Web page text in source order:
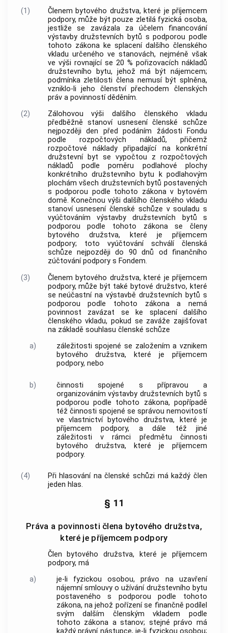
(1)
Členem bytového družstva, které je příjemcem
podpory, může být pouze zletilá fyzická osoba,
jestliže se zavázala za účelem financování
výstavby družstevních bytů spodporou podle
tohoto zákona ke splacení dalšího členského
vkladu určeného ve stanovách, nejméně však
ve výši rovnající se 20 % pořizovacích nákladů
družstevního bytu, jehož má být nájemcem;
podmínka zletilosti člena nemusí být splněna,
vzniklo-li jeho členství přechodem členských
práv a povinností děděním.
(2)
Zálohovou výši dalšího členského vkladu
předběžně stanoví usnesení členské schůze
nejpozději den před podáním žádosti Fondu
podle rozpočtových nákladů, přičemž
rozpočtové nákladypřipadající na konkrétní
družstevní byt se vypočtou zrozpočtových
nákladů podle poměru podlahové plochy
konkrétního družstevního bytu k podlahovým
plochám všech družstevních bytů postavených
spodporou podle tohoto zákona vbytovém
domě. Konečnou výši dalšího členského vkladu
stanoví usnesení členské schůze v souladu s
vyúčtováním výstavby družstevních bytů s
podporou podle tohoto zákona se členy
bytového družstva, které je příjemcem
podpory; toto vyúčtování schválí členská
schůze nejpozději do 90 dnů od finančního
zúčtovánípodporys Fondem.
(3)
Členem bytového družstva, které je příjemcem
podpory, může být také bytové družstvo, které
se neúčastní navýstavbě družstevních bytů s
podporou podle tohoto zákona a nemá
povinnost zavázat se ke splacení dalšího
členského vkladu, pokud se zaváže zajišťovat
na základě souhlasu členské schůze
a)
záležitosti spojené se založením a vznikem
bytového družstva, které je příjemcem
podpory, nebo
b)
činnosti spojené s přípravou a
organizovánímvýstavby družstevních bytů s
podporou podle tohoto zákona, popřípadě
též činnosti spojené se správou nemovitostí
ve vlastnictví bytového družstva, které je
příjemcempodpory, a dále též jiné
záležitosti v rámci předmětu činnosti
bytového družstva, které je příjemcem
podpory.
(4)
Při hlasování na členské schůzi má každý člen
jeden hlas.
§ 11
Práva a povinnosti člena bytového družstva,
které je příjemcem podpory
Člen bytového družstva, které je příjemcem
podpory, má
a)
je-li fyzickou osobou, právo na uzavření
nájemní smlouvy o užívání družstevního bytu
postaveného s podporou podle tohoto
zákona, na jehož pořízení se finančně podílel
svým dalším členským vkladem podle
tohoto zákona a stanov; stejné právo má